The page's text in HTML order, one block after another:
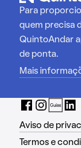
Para
quem precisa
QuintoAndar
de ponta.
Mais
Aviso de
Termos e